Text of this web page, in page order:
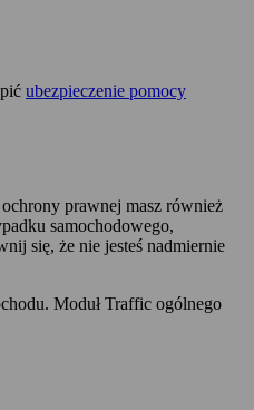
ubezpieczenie pomocy
prawnej masz również
samochodowego,
się, że nie jesteś nadmiernie
Moduł Traffic ogólnego